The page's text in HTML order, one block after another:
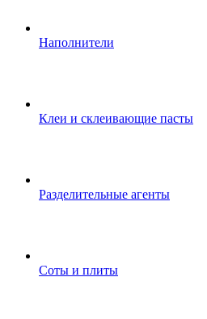
Наполнители
Клеи и склеивающие пасты
Разделительные агенты
Соты и плиты